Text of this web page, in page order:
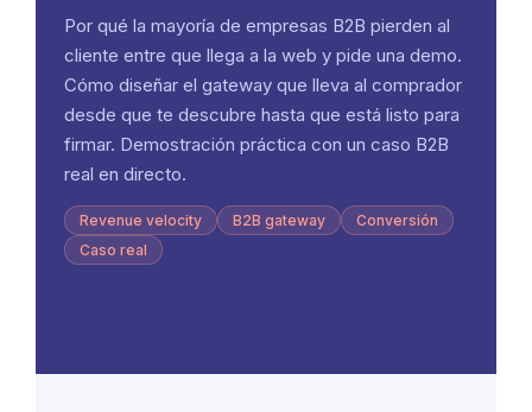
Por qué la mayoría de empresas B2B pierden al
cliente entre que llega a la web y pide una demo.
Cómo diseñar el gateway que lleva al comprador
desde que te descubre hasta que está listo para
firmar. Demostración práctica con un caso B2B
real en directo.
Revenue velocity B2B gateway
Conversión
Caso real